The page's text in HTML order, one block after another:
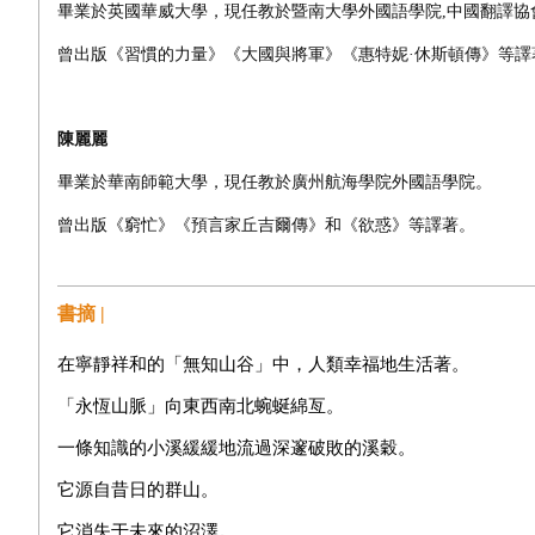
畢業於英國華威大學，現任教於暨南大學外國語學院,中國翻譯協
曾出版《習慣的力量》《大國與將軍》《惠特妮·休斯頓傳》等譯
陳麗麗
畢業於華南師範大學，現任教於廣州航海學院外國語學院。
曾出版《窮忙》《預言家丘吉爾傳》和《欲惑》等譯著。
書摘 |
在寧靜祥和的「無知山谷」中，人類幸福地生活著。
「永恆山脈」向東西南北蜿蜒綿亙。
一條知識的小溪緩緩地流過深邃破敗的溪穀。
它源自昔日的群山。